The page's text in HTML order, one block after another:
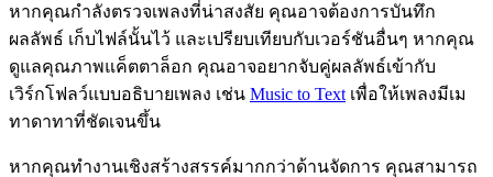
หากคุณกำลังตรวจเพลงที่น่าสงสัย คุณอาจต้องการบันทึก
ผลลัพธ์ เก็บไฟล์นั้นไว้ และเปรียบเทียบกับเวอร์ชันอื่นๆ หากคุณ
ดูแลคุณภาพแค็ตตาล็อก คุณอาจอยากจับคู่ผลลัพธ์เข้ากับ
เวิร์กโฟลว์แบบอธิบายเพลง เช่น Music to Text เพื่อให้เพลงมีเม
ทาดาทาที่ชัดเจนขึ้น
หากคุณทำงานเชิงสร้างสรรค์มากกว่าด้านจัดการ คุณสามารถ